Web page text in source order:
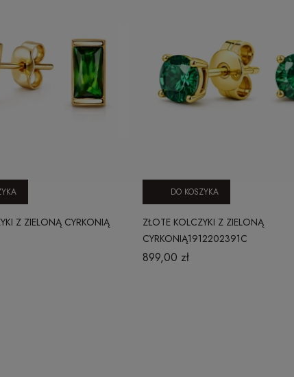
Z ZIELONĄ CYRKONIĄ
ZŁOTE KOLCZYKI Z ZIELONĄ
CYRKONIĄ1912202391C
899,00 zł
DO KOSZYKA